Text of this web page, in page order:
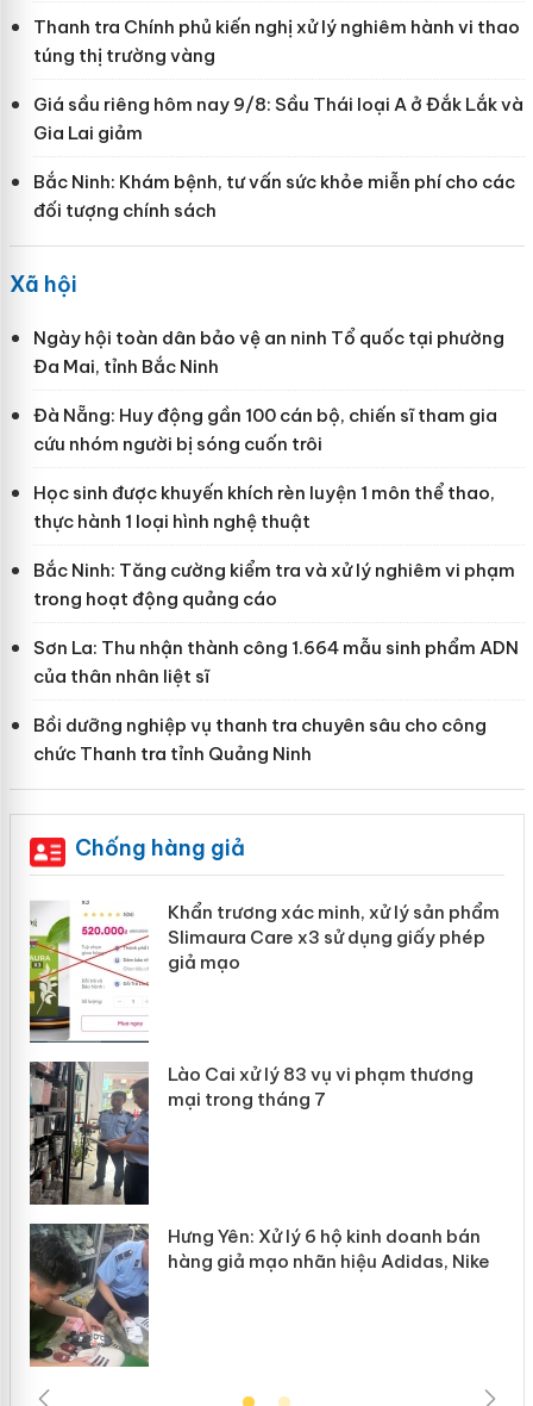
Thanh tra Chính phủ kiến nghị xử lý nghiêm hành vi thao
túng thị trường vàng
Giá sầu riêng hôm nay 9/8: Sầu Thái loại A ở Đắk Lắk và
Gia Lai giảm
Bắc Ninh: Khám bệnh, tư vấn sức khỏe miễn phí cho các
đối tượng chính sách
Xã hội
Ngày hội toàn dân bảo vệ an ninh Tổ quốc tại phường
Đa Mai, tỉnh Bắc Ninh
Đà Nẵng: Huy động gần 100 cán bộ, chiến sĩ tham gia
cứu nhóm người bị sóng cuốn trôi
Học sinh được khuyến khích rèn luyện 1 môn thể thao,
thực hành 1 loại hình nghệ thuật
Bắc Ninh: Tăng cường kiểm tra và xử lý nghiêm vi phạm
trong hoạt động quảng cáo
Sơn La: Thu nhận thành công 1.664 mẫu sinh phẩm ADN
của thân nhân liệt sĩ
Bồi dưỡng nghiệp vụ thanh tra chuyên sâu cho công
chức Thanh tra tỉnh Quảng Ninh
Chống hàng giả
Khẩn trương xác minh, xử lý sản phẩm
Slimaura Care x3 sử dụng giấy phép
giả mạo
Lào Cai xử lý 83 vụ vi phạm thương
mại trong tháng 7
Hưng Yên: Xử lý 6 hộ kinh doanh bán
hàng giả mạo nhãn hiệu Adidas, Nike